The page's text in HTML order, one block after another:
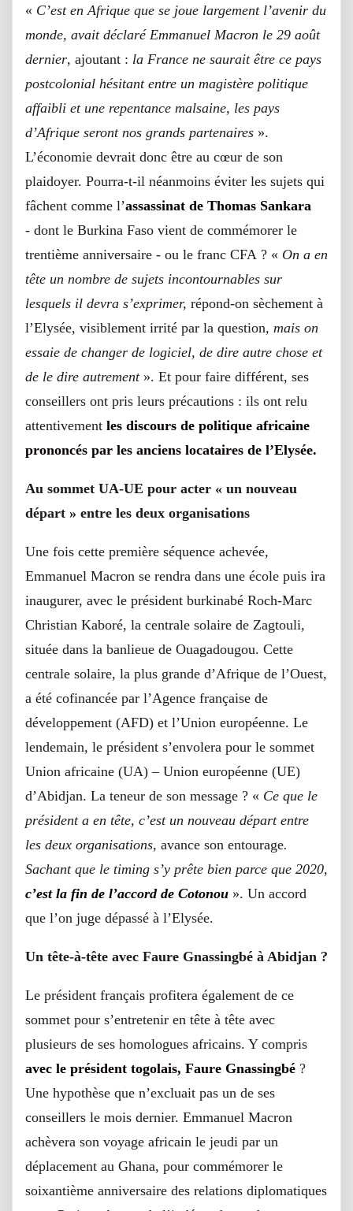
« C’est en Afrique que se joue largement l’avenir du
monde, avait déclaré Emmanuel Macron le 29 août
dernier, ajoutant : la France ne saurait être ce pays
postcolonial hésitant entre un magistère politique
affaibli et une repentance malsaine, les pays
d’Afrique seront nos grands partenaires ».
L’économie devrait donc être au cœur de son
plaidoyer. Pourra-t-il néanmoins éviter les sujets qui
fâchent comme l’assassinat de Thomas Sankara
- dont le Burkina Faso vient de commémorer le
trentième anniversaire - ou le franc CFA ? « On a en
tête un nombre de sujets incontournables sur
lesquels il devra s’exprimer, répond-on sèchement à
l’Elysée, visiblement irrité par la question, mais on
essaie de changer de logiciel, de dire autre chose et
de le dire autrement». Et pour faire différent, ses
conseillers ont pris leurs précautions : ils ont relu
attentivement les discours de politique africaine
prononcés par les anciens locataires de l’Elysée.
Au sommet UA-UE pour acter « un nouveau
départ » entre les deux organisations
Une fois cette première séquence achevée,
Emmanuel Macron se rendra dans une école puis ira
inaugurer, avec le président burkinabé Roch-Marc
Christian Kaboré, la centrale solaire de Zagtouli,
située dans la banlieue de Ouagadougou. Cette
centrale solaire, la plus grande d’Afrique de l’Ouest,
a été cofinancée par l’Agence française de
développement (AFD) et l’Union européenne. Le
lendemain, le président s’envolera pour le sommet
Union africaine (UA) – Union européenne (UE)
d’Abidjan. La teneur de son message ? « Ce que le
président a en tête, c’est un nouveau départ entre
les deux organisations, avance son entourage.
Sachant que le timing s’y prête bien parce que 2020,
c’est la fin de l’accord de Cotonou ». Un accord
que l’on juge dépassé à l’Elysée.
Un tête-à-tête avec Faure Gnassingbé à Abidjan ?
Le président français profitera également de ce
sommet pour s’entretenir en tête à tête avec
plusieurs de ses homologues africains. Y compris
avec le président togolais, Faure Gnassingbé ?
Une hypothèse que n’excluait pas un de ses
conseillers le mois dernier. Emmanuel Macron
achèvera son voyage africain le jeudi par un
déplacement au Ghana, pour commémorer le
soixantième anniversaire des relations diplomatiques